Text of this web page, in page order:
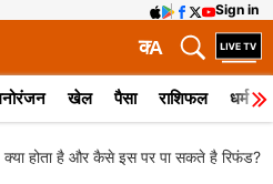
Sign in
A
क
खेल पैसा राशिफल धर्म
क्या होता है और कैसे इस पर पा सकते है रिफंड?